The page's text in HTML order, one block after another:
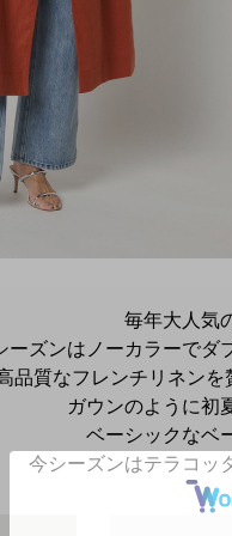
毎年大人気
ーズンはノーカラーでダ
品質なフレンチリネン
ガウンのように初
ベーシックなベ
今シーズンはテラコッ